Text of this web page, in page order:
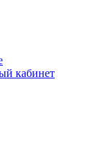
кабинет